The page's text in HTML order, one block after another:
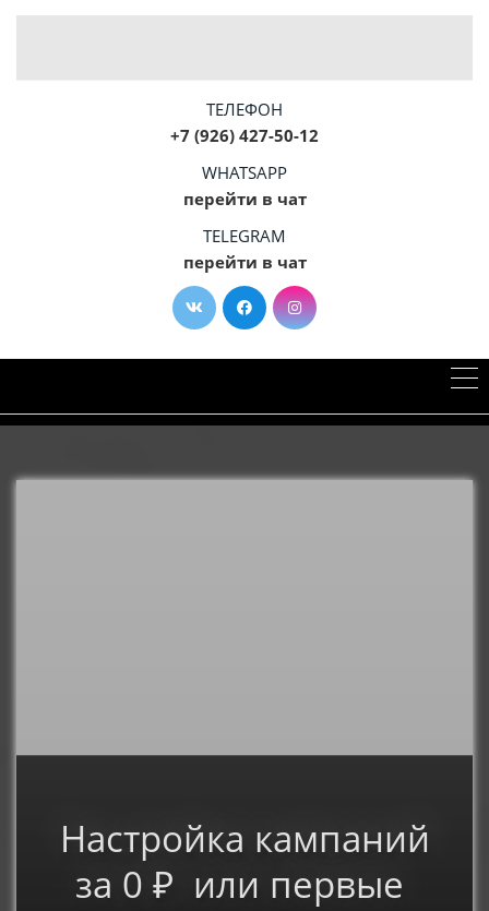
ТЕЛЕФОН
+7 (926) 427-50-12
WHATSAPP
перейти в чат
TELEGRAM
перейти в чат
Настройка кампаний
за 0 ₽ или первые